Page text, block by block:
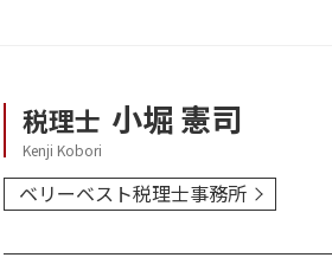
税理士 小堀 憲司
Kenji Kobori
ベリーベスト税理士事務所